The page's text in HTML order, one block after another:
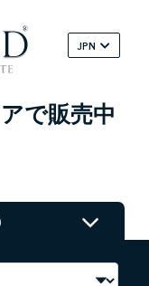
JPN
で販売中